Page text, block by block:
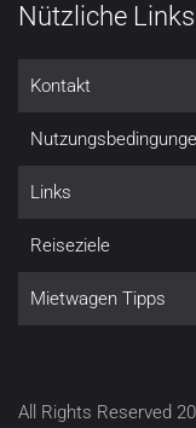
Nützliche Links
Kontakt
Links
Reiseziele
Mietwagen Tipps
All Rights Reserved